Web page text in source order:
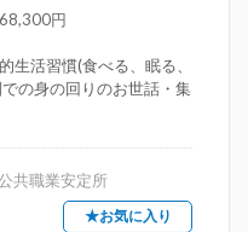
円
生活習慣(食べる、眠る、
の身の回りのお世話・集
共職業安定所
★お気に入り